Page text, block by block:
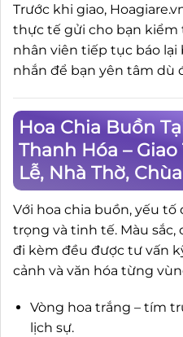
Trước khi giao,
thực tế gửi cho bạn kiểm
nhân viên tiếp tục báo
nhắn để bạn yên tâm dù
Hoa Chia Buồn
Thanh Hóa –
Lễ, Nhà Thờ, Chùa
Với hoa chia buồn, yếu
trọng và tinh tế. Màu sắc,
đi kèm đều được tư vấn
cảnh và văn hóa từng
Vòng hoa trắng – tím
lịch sự.